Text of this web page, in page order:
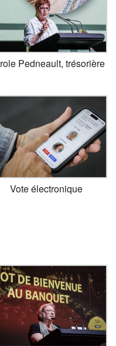
Pedneault, trésorière
Vote électronique